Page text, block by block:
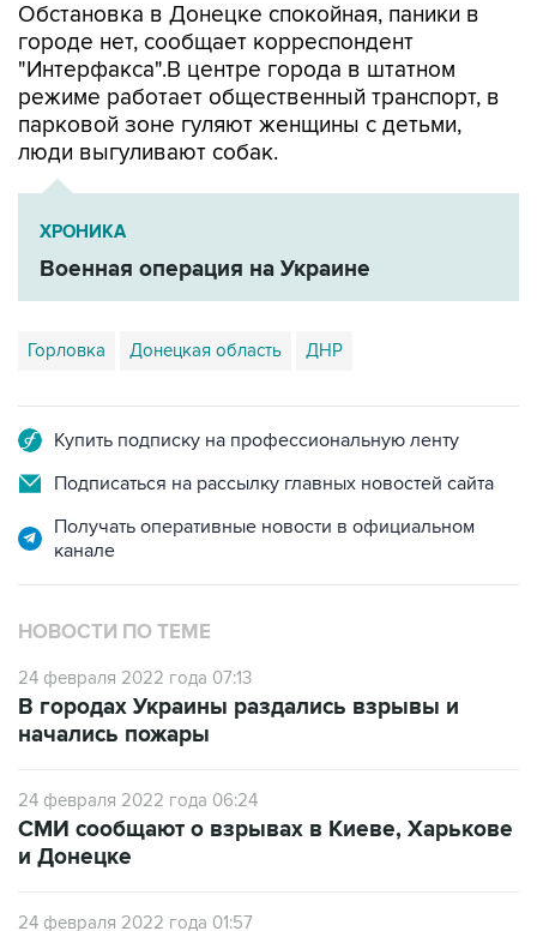
Обстановка в Донецке спокойная, паники в
городе нет, сообщает корреспондент
"Интерфакса".В центре города в штатном
режиме работает общественный транспорт, в
парковой зоне гуляют женщины с детьми,
люди выгуливают собак.
ХРОНИКА
Военная операция на Украине
Горловка Донецкая область ДНР
Купить подписку на профессиональную ленту
Подписаться на рассылку главных новостей сайта
Получать оперативные новости в официальном
канале
НОВОСТИ ПО ТЕМЕ
24 февраля 2022 года 07:13
В городах Украины раздались взрывы и
начались пожары
24 февраля 2022 года 06:24
СМИ сообщают о взрывах в Киеве, Харькове
и Донецке
24 февраля 2022 года 01:57